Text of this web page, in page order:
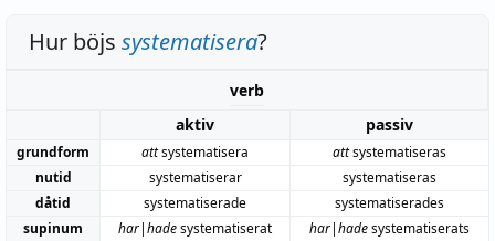
Hur böjs systematisera?
verb
aktiv
passiv
grundform attsystematisera attsystematiseras
nutid
systematiserar
systematiseras
dåtid
systematiserade
systematiserades
supinum
har|hadesystematiserat har|hadesystematiserats